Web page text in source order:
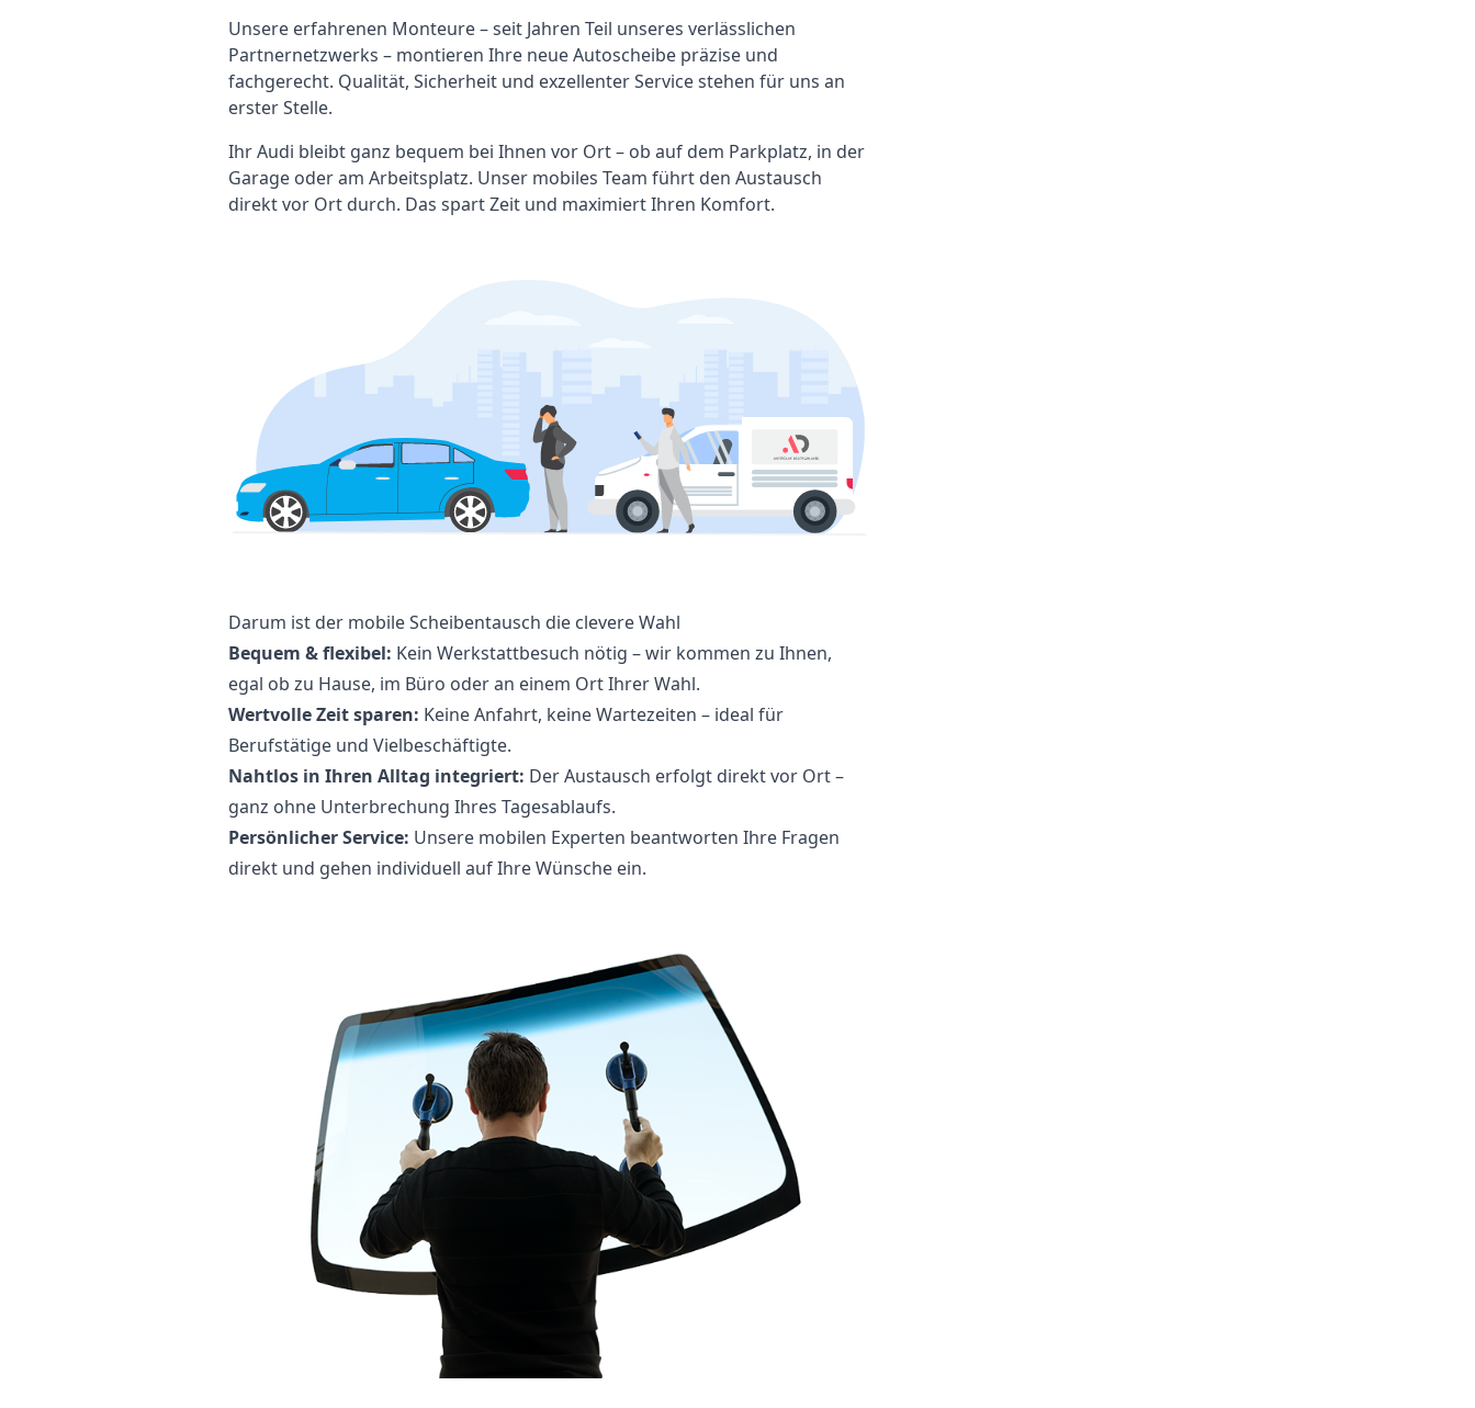
Unsere erfahrenen Monteure – seit Jahren Teil unseres verlässlichen
Partnernetzwerks – montieren Ihre neue Autoscheibe präzise und
fachgerecht. Qualität, Sicherheit und exzellenter Service stehen für uns an
erster Stelle.
Ihr Audi bleibt ganz bequem bei Ihnen vor Ort – ob auf dem Parkplatz, in der
Garage oder am Arbeitsplatz. Unser mobiles Team führt den Austausch
direkt vor Ort durch. Das spart Zeit und maximiert Ihren Komfort.
Darum ist der mobile Scheibentausch die clevere Wahl
Bequem & flexibel: Kein Werkstattbesuch nötig – wir kommen zu Ihnen,
egal ob zu Hause, im Büro oder an einem Ort Ihrer Wahl.
Wertvolle Zeit sparen: Keine Anfahrt, keine Wartezeiten – ideal für
Berufstätige und Vielbeschäftigte.
Nahtlos in Ihren Alltag integriert: Der Austausch erfolgt direkt vor Ort –
ganz ohne Unterbrechung Ihres Tagesablaufs.
Persönlicher Service: Unsere mobilen Experten beantworten Ihre Fragen
direkt und gehen individuell auf Ihre Wünsche ein.